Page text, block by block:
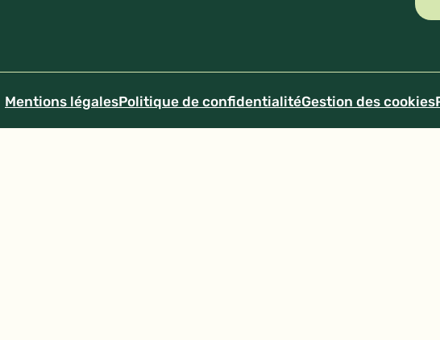
Mentions légalesPolitique de confidentialitéGestion des cookies